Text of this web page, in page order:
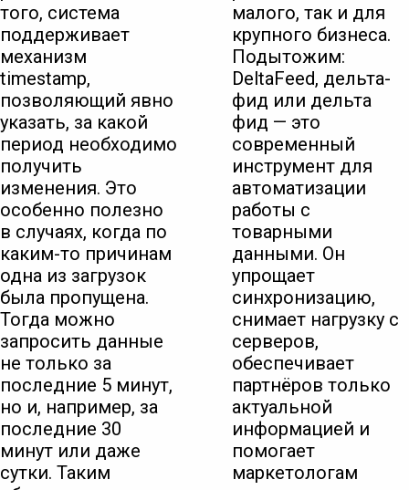
того, система
поддерживает
механизм
timestamp,
позволяющий явно
указать, за какой
период необходимо
получить
изменения. Это
особенно полезно
в случаях, когда по
каким-то причинам
одна из загрузок
была пропущена.
Тогда можно
запросить данные
не только за
последние 5 минут,
но и, например, за
последние 30
минут или даже
сутки. Таким
малого, так и для
крупного бизнеса.
Подытожим:
DeltaFeed, дельта-
фид или дельта
фид — это
современный
инструмент для
автоматизации
работы с
товарными
данными. Он
упрощает
синхронизацию,
снимает нагрузку с
серверов,
обеспечивает
партнёров только
актуальной
информацией и
помогает
маркетологам